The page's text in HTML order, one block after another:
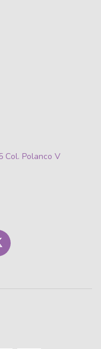
Col. Polanco V